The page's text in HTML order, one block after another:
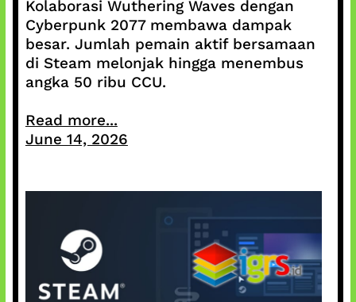
Kolaborasi Wuthering Waves dengan
Cyberpunk 2077 membawa dampak
besar. Jumlah pemain aktif bersamaan
di Steam melonjak hingga menembus
angka 50 ribu CCU.
Read more...
June 14, 2026